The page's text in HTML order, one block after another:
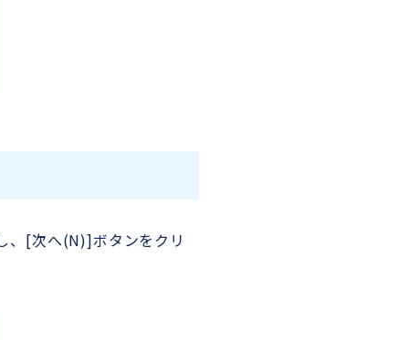
、[次へ(N)]ボタンをクリ